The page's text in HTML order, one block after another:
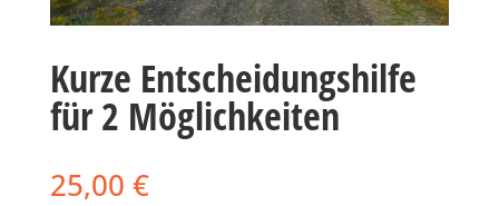
Kurze Entscheidungshilfe
für 2 Möglichkeiten
25,00 €